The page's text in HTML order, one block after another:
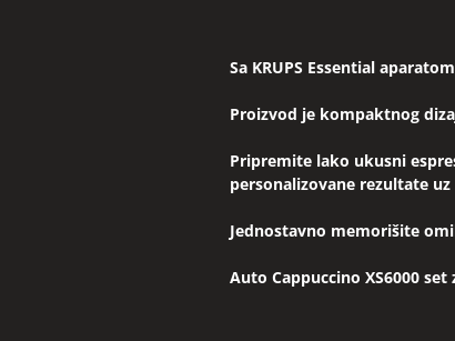
Sa KRUPS Essential
Proizvod je kompaktnog
Pripremite lako ukusni
personalizovane rezultate
Jednostavno memorišite
Auto Cappuccino XS6000